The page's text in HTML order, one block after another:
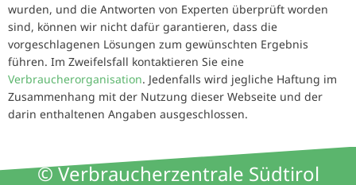
wurden, und die Antworten von Experten überprüft worden
sind, können wir nicht dafür garantieren, dass die
vorgeschlagenen Lösungen zum gewünschten Ergebnis
führen. Im Zweifelsfall kontaktieren Sie eine
Verbraucherorganisation. Jedenfalls wird jegliche Haftung im
Zusammenhang mit der Nutzung dieser Webseite und der
darin enthaltenen Angaben ausgeschlossen.
© Verbraucherzentrale Südtirol